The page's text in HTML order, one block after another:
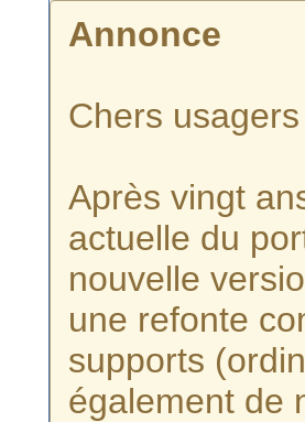
Annonce
Chers
Après vingt
actuelle du
nouvelle
une refonte
supports
également de